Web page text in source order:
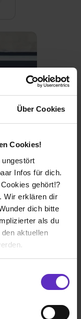
Über Cookies
Cookies!
Infos für dich.
gehört!?
Wir erklären dir
dich bitte
als du
aktuellen
zu